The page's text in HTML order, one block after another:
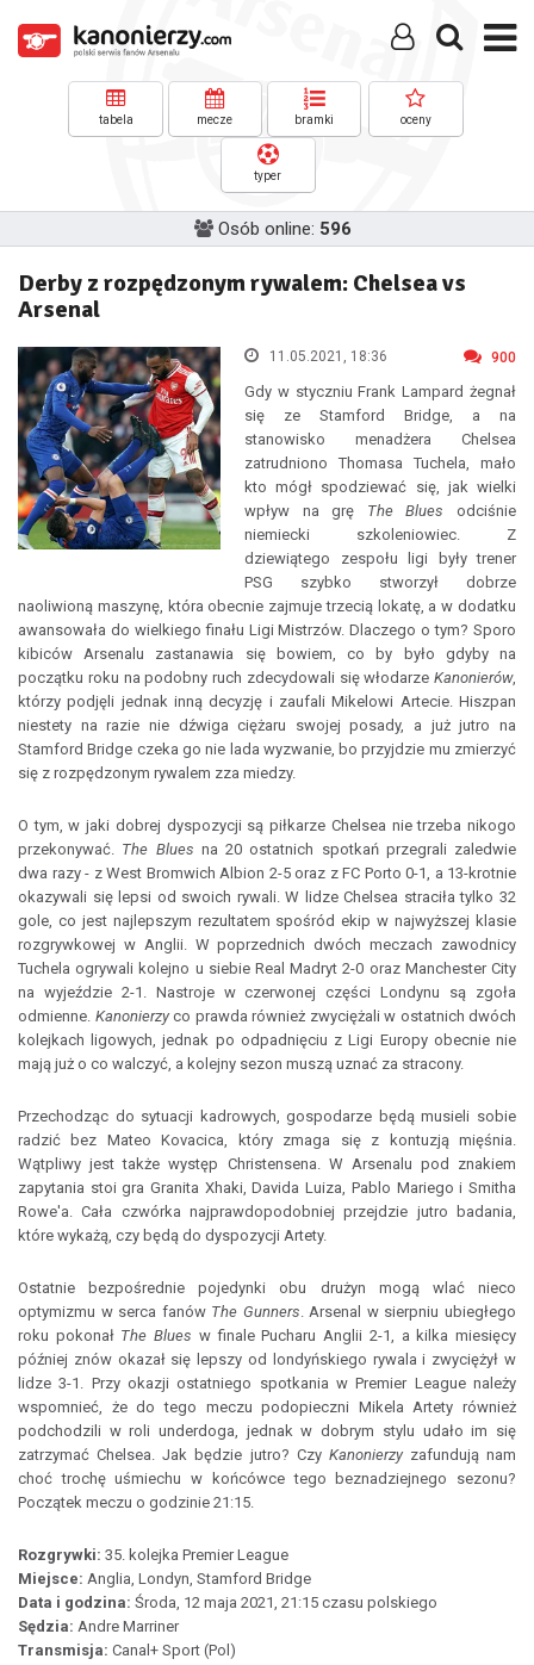
tabela mecze bramki oceny
typer
Osób online: 596
Derby z rozpędzonym rywalem: Chelsea vs
Arsenal
11.05.2021, 18:36 900
Gdy w styczniu Frank Lampard żegnał
się ze Stamford Bridge, a na
stanowisko menadżera Chelsea
zatrudniono Thomasa Tuchela, mało
kto mógł spodziewać się, jak wielki
wpływ na grę The Blues odciśnie
niemiecki szkoleniowiec. Z
dziewiątego zespołu ligi były trener
PSG szybko stworzył dobrze
naoliwioną maszynę, która obecnie zajmuje trzecią lokatę, a w dodatku
awansowała do wielkiego finału Ligi Mistrzów. Dlaczego o tym? Sporo
kibiców Arsenalu zastanawia się bowiem, co by było gdyby na
początku roku na podobny ruch zdecydowali się włodarze Kanonierów,
którzy podjęli jednak inną decyzję i zaufali Mikelowi Artecie. Hiszpan
niestety na razie nie dźwiga ciężaru swojej posady, a już jutro na
Stamford Bridge czeka go nie lada wyzwanie, bo przyjdzie mu zmierzyć
się z rozpędzonym rywalem zza miedzy.
O tym, w jaki dobrej dyspozycji są piłkarze Chelsea nie trzeba nikogo
przekonywać. The Blues na 20 ostatnich spotkań przegrali zaledwie
dwa razy - z West Bromwich Albion 2-5 oraz z FC Porto 0-1, a 13-krotnie
okazywali się lepsi od swoich rywali. W lidze Chelsea straciła tylko 32
gole, co jest najlepszym rezultatem spośród ekip w najwyższej klasie
rozgrywkowej w Anglii. W poprzednich dwóch meczach zawodnicy
Tuchela ogrywali kolejno u siebie Real Madryt 2-0 oraz Manchester City
na wyjeździe 2-1. Nastroje w czerwonej części Londynu są zgoła
odmienne. Kanonierzyco prawda również zwyciężali w ostatnich dwóch
kolejkach ligowych, jednak po odpadnięciu z Ligi Europy obecnie nie
mają już o co walczyć, a kolejny sezon muszą uznać za stracony.
Przechodząc do sytuacji kadrowych, gospodarze będą musieli sobie
radzić bez Mateo Kovacica, który zmaga się z kontuzją mięśnia.
Wątpliwy jest także występ Christensena. W Arsenalu pod znakiem
zapytania stoi gra Granita Xhaki, Davida Luiza, Pablo Mariego i Smitha
Rowe'a. Cała czwórka najprawdopodobniej przejdzie jutro badania,
które wykażą, czy będą do dyspozycji Artety.
Ostatnie bezpośrednie pojedynki obu drużyn mogą wlać nieco
optymizmu w serca fanów The Gunners. Arsenal w sierpniu ubiegłego
roku pokonał The Blues w finale Pucharu Anglii 2-1, a kilka miesięcy
później znów okazał się lepszy od londyńskiego rywala i zwyciężył w
lidze 3-1. Przy okazji ostatniego spotkania w Premier League należy
wspomnieć, że do tego meczu podopieczni Mikela Artety również
podchodzili w roli underdoga, jednak w dobrym stylu udało im się
zatrzymać Chelsea. Jak będzie jutro? Czy Kanonierzyzafundują nam
choć trochę uśmiechu w końcówce tego beznadziejnego sezonu?
Początek meczu o godzinie 21:15.
Rozgrywki: 35. kolejka Premier League
Miejsce: Anglia, Londyn, Stamford Bridge
Data i godzina: Środa, 12 maja 2021, 21:15 czasu polskiego
Sędzia: Andre Marriner
Transmisja: Canal+ Sport (Pol)